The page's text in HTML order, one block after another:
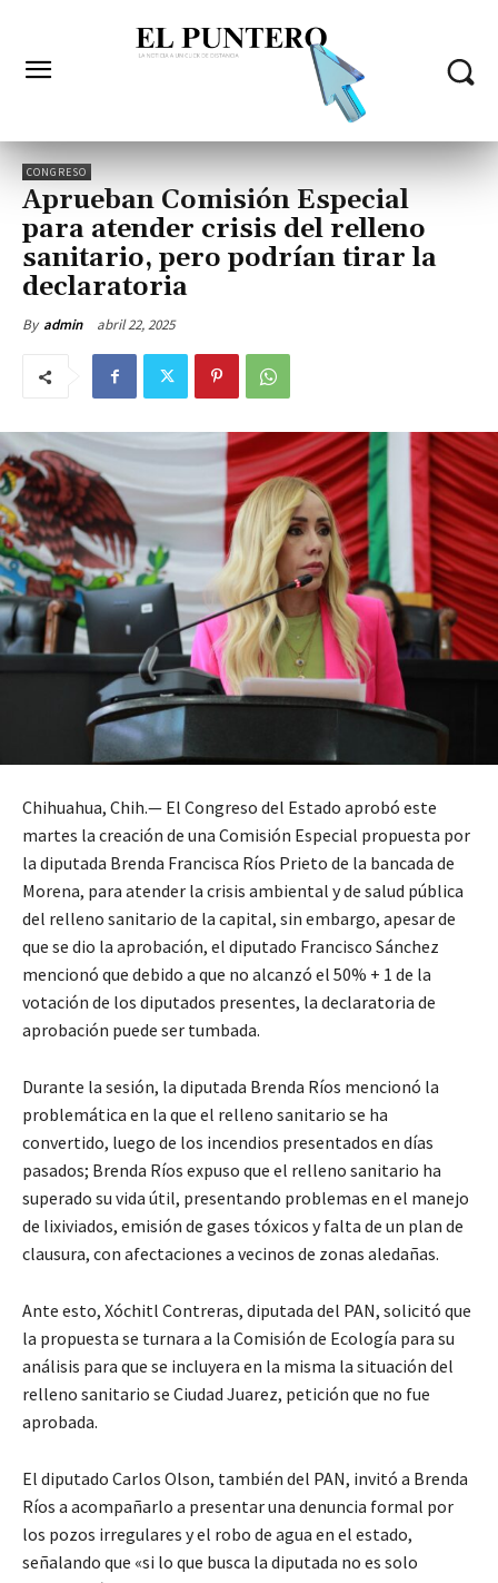
CONGRESO
Aprueban Comisión Especial
para atender crisis del relleno
sanitario, pero podrían tirar la
declaratoria
By admin abril 22, 2025
Chihuahua, Chih.— El Congreso del Estado aprobó este
martes la creación de una Comisión Especial propuesta por
la diputada Brenda Francisca Ríos Prieto de la bancada de
Morena, para atender la crisis ambiental y de salud pública
del relleno sanitario de la capital, sin embargo, apesar de
que se dio la aprobación, el diputado Francisco Sánchez
mencionó que debido a que no alcanzó el 50% + 1 de la
votación de los diputados presentes, la declaratoria de
aprobación puede ser tumbada.
Durante la sesión, la diputada Brenda Ríos mencionó la
problemática en la que el relleno sanitario se ha
convertido, luego de los incendios presentados en días
pasados; Brenda Ríos expuso que el relleno sanitario ha
superado su vida útil, presentando problemas en el manejo
de lixiviados, emisión de gases tóxicos y falta de un plan de
clausura, con afectaciones a vecinos de zonas aledañas.
Ante esto, Xóchitl Contreras, diputada del PAN, solicitó que
la propuesta se turnara a la Comisión de Ecología para su
análisis para que se incluyera en la misma la situación del
relleno sanitario se Ciudad Juarez, petición que no fue
aprobada.
El diputado Carlos Olson, también del PAN, invitó a Brenda
Ríos a acompañarlo a presentar una denuncia formal por
los pozos irregulares y el robo de agua en el estado,
señalando que «si lo que busca la diputada no es solo